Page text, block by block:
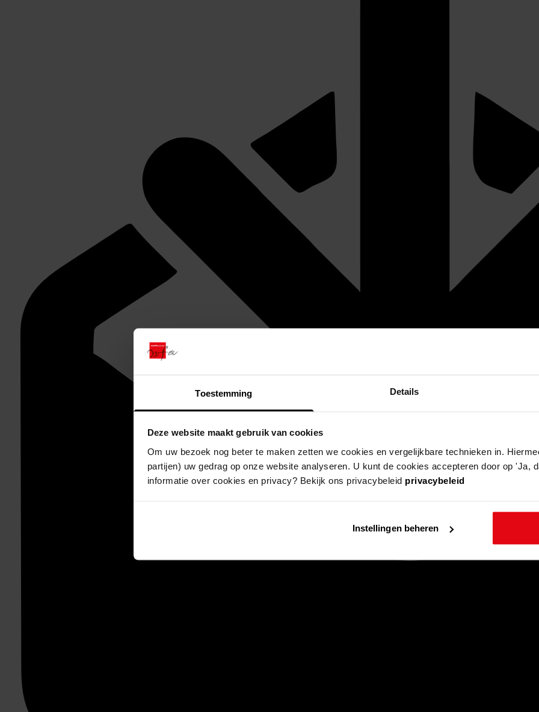
Toestemming Details
Deze website maakt gebruik van cookies
Om uw bezoek nog beter te maken zetten we cookies en vergelijkbare technieken in.
partijen) uw gedrag op onze website analyseren. U kunt de cookies accepteren door op 'Ja,
informatie over cookies en privacy? Bekijk ons privacybeleid privacybeleid
Instellingen beheren